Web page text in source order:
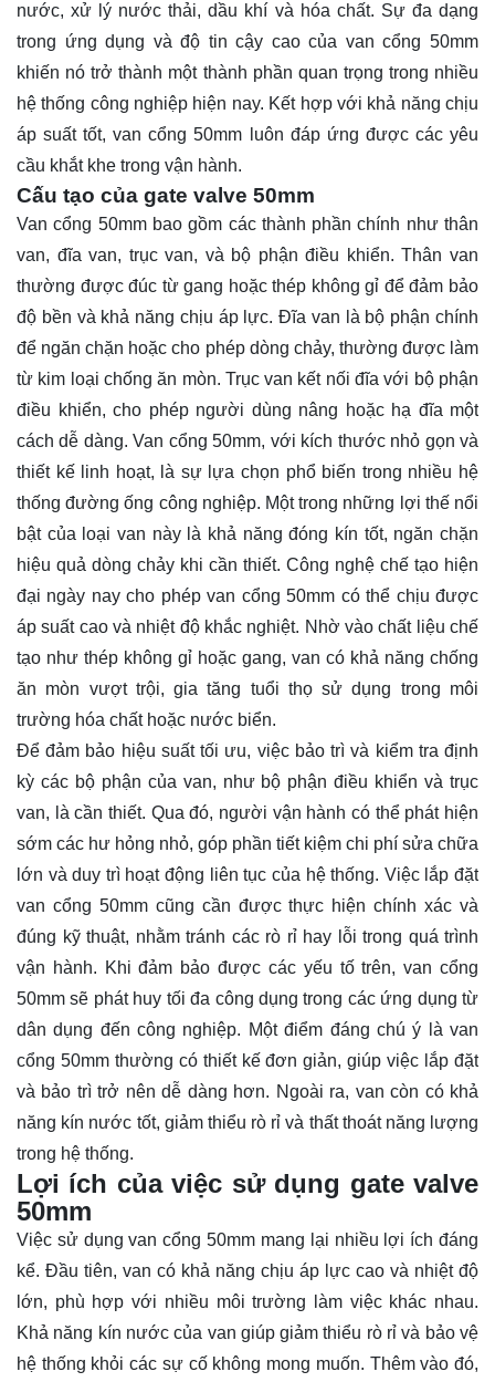
nước, xử lý nước thải, dầu khí và hóa chất. Sự đa dạng
trong ứng dụng và độ tin cậy cao của van cổng 50mm
khiến nó trở thành một thành phần quan trọng trong nhiều
hệ thống công nghiệp hiện nay. Kết hợp với khả năng chịu
áp suất tốt, van cổng 50mm luôn đáp ứng được các yêu
cầu khắt khe trong vận hành.
Cấu tạo của gate valve 50mm
Van cổng 50mm bao gồm các thành phần chính như thân
van, đĩa van, trục van, và bộ phận điều khiển. Thân van
thường được đúc từ gang hoặc thép không gỉ để đảm bảo
độ bền và khả năng chịu áp lực. Đĩa van là bộ phận chính
để ngăn chặn hoặc cho phép dòng chảy, thường được làm
từ kim loại chống ăn mòn. Trục van kết nối đĩa với bộ phận
điều khiển, cho phép người dùng nâng hoặc hạ đĩa một
cách dễ dàng. Van cổng 50mm, với kích thước nhỏ gọn và
thiết kế linh hoạt, là sự lựa chọn phổ biến trong nhiều hệ
thống đường ống công nghiệp. Một trong những lợi thế nổi
bật của loại van này là khả năng đóng kín tốt, ngăn chặn
hiệu quả dòng chảy khi cần thiết. Công nghệ chế tạo hiện
đại ngày nay cho phép van cổng 50mm có thể chịu được
áp suất cao và nhiệt độ khắc nghiệt. Nhờ vào chất liệu chế
tạo như thép không gỉ hoặc gang, van có khả năng chống
ăn mòn vượt trội, gia tăng tuổi thọ sử dụng trong môi
trường hóa chất hoặc nước biển.
Để đảm bảo hiệu suất tối ưu, việc bảo trì và kiểm tra định
kỳ các bộ phận của van, như bộ phận điều khiển và trục
van, là cần thiết. Qua đó, người vận hành có thể phát hiện
sớm các hư hỏng nhỏ, góp phần tiết kiệm chi phí sửa chữa
lớn và duy trì hoạt động liên tục của hệ thống. Việc lắp đặt
van cổng 50mm cũng cần được thực hiện chính xác và
đúng kỹ thuật, nhằm tránh các rò rỉ hay lỗi trong quá trình
vận hành. Khi đảm bảo được các yếu tố trên, van cổng
50mm sẽ phát huy tối đa công dụng trong các ứng dụng từ
dân dụng đến công nghiệp. Một điểm đáng chú ý là van
cổng 50mm thường có thiết kế đơn giản, giúp việc lắp đặt
và bảo trì trở nên dễ dàng hơn. Ngoài ra, van còn có khả
năng kín nước tốt, giảm thiểu rò rỉ và thất thoát năng lượng
trong hệ thống.
Lợi ích của việc sử dụng gate valve
50mm
Việc sử dụng van cổng 50mm mang lại nhiều lợi ích đáng
kể. Đầu tiên, van có khả năng chịu áp lực cao và nhiệt độ
lớn, phù hợp với nhiều môi trường làm việc khác nhau.
Khả năng kín nước của van giúp giảm thiểu rò rỉ và bảo vệ
hệ thống khỏi các sự cố không mong muốn. Thêm vào đó,